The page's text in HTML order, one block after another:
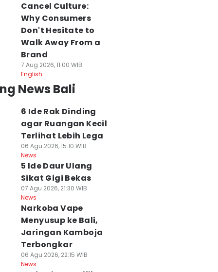
Cancel Culture:
Why Consumers
Don't Hesitate to
Walk Away From a
Brand
7 Aug 2026, 11:00 WIB
English
News Bali
6 Ide Rak Dinding
agar Ruangan Kecil
Terlihat Lebih Lega
06 Agu 2026, 15:10 WIB
News
5 Ide Daur Ulang
Sikat Gigi Bekas
07 Agu 2026, 21:30 WIB
News
Narkoba Vape
Menyusup ke Bali,
Jaringan Kamboja
Terbongkar
06 Agu 2026, 22:15 WIB
News